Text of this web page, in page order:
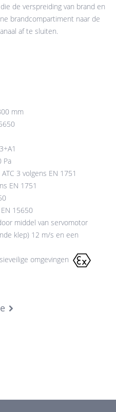
de verspreiding van brand en
brandcompartiment naar de
af te sluiten.
mm
Pa
3 volgens EN 1751
EN 1751
15650
middel van servomotor
klep) 12 m/s en een
omgevingen